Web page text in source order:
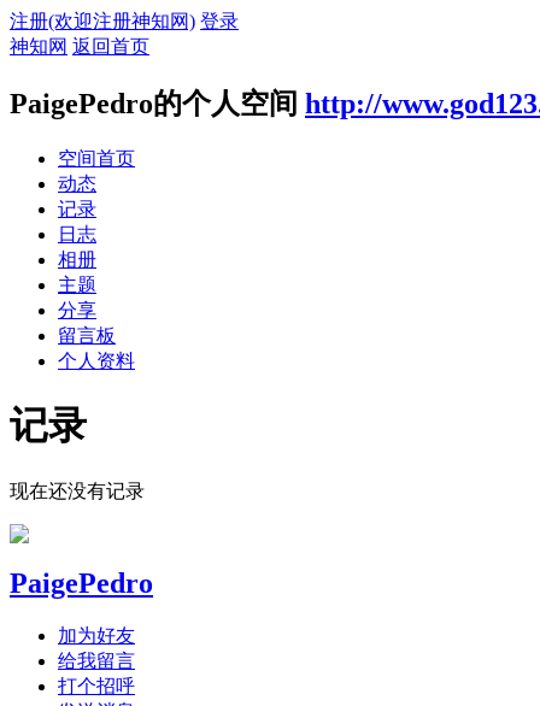
注册(欢迎注册神知网) 登录
神知网 返回首页
PaigePedro的个人空间 http://
空间首页
动态
记录
日志
相册
主题
分享
留言板
个人资料
记录
现在还没有记录
PaigePedro
加为好友
给我留言
打个招呼